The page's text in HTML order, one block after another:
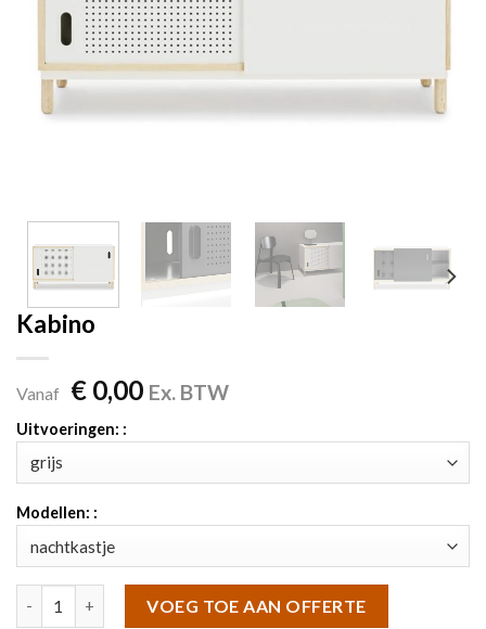
Kabino
Vanaf €0,00 Ex. BTW
Uitvoeringen: :
Modellen: :
VOEG TOE AAN OFFERTE